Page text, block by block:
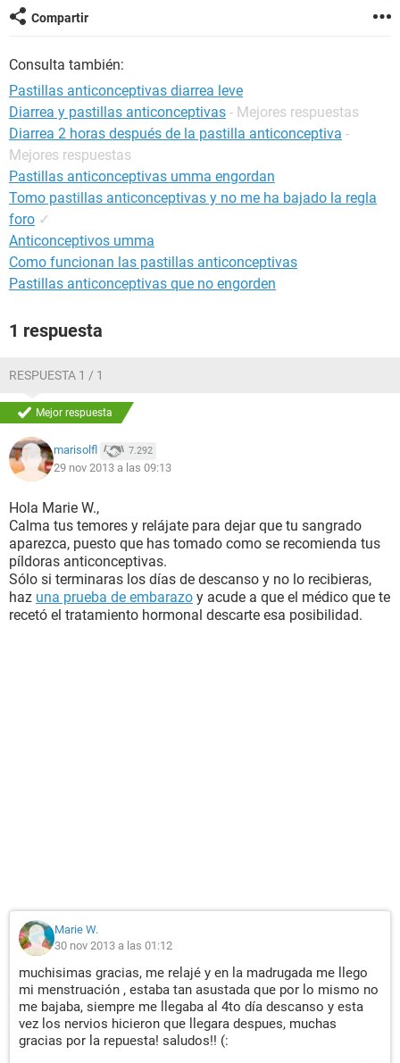
en caso de "diarrea intensa" despues de las 3-4 horas de
ingerir la pildora ,hay que repetir la toma,pero como hice tan
solo fue como diarrea leve no diria que intensa , el dia 5 de
noviembre mantuve relaciones con mi novio y el se fue
dentro. la cosa es que el periodo deberia bajarme hoy y no
me a bajado... podrá ser que la pastilla no se absorvio y
ahora tengo embarazo? , siempre me tomo la pildora a la
misma hora y desde que la tomo nunca la he olvidado. seria
de gran ayuda que me contestaran, muchas gracias.
Compartir
Consulta también:
Pastillas anticonceptivas diarrea leve
Diarrea y pastillas anticonceptivas - Mejores respuestas
Diarrea 2 horas después de la pastilla anticonceptiva -
Mejores respuestas
Pastillas anticonceptivas umma engordan
Tomo pastillas anticonceptivas y no me ha bajado la regla
foro ✓
Anticonceptivos umma
Como funcionan las pastillas anticonceptivas
Pastillas anticonceptivas que no engorden
1 respuesta
RESPUESTA 1 / 1
Mejor respuesta
marisolfl 7.292
29 nov 2013 a las 09:13
Hola Marie W.,
Calma tus temores y relájate para dejar que tu sangrado
aparezca, puesto que has tomado como se recomienda tus
píldoras anticonceptivas.
Sólo si terminaras los días de descanso y no lo recibieras,
haz una prueba de embarazo y acude a que el médico que te
recetó el tratamiento hormonal descarte esa posibilidad.
Marie W.
30 nov 2013 a las 01:12
muchisimas gracias, me relajé y en la madrugada me llego
mi menstruación , estaba tan asustada que por lo mismo no
me bajaba, siempre me llegaba al 4to día descanso y esta
vez los nervios hicieron que llegara despues, muchas
gracias por la repuesta! saludos!! (: